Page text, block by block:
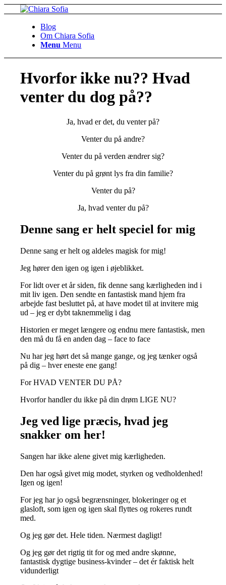
Blog
Om Chiara Sofia
Menu Menu
Hvorfor ikke nu?? Hvad
venter du dog på??
Ja, hvad er det, du venter på?
Venter du på andre?
Venter du på verden ændrer sig?
Venter du på grønt lys fra din familie?
Venter du på?
Ja, hvad venter du på?
Denne sang er helt speciel for mig
Denne sang er helt og aldeles magisk for mig!
Jeg hører den igen og igen i øjeblikket.
For lidt over et år siden, fik denne sang kærligheden ind i
mit liv igen. Den sendte en fantastisk mand hjem fra
arbejde fast besluttet på, at have modet til at invitere mig
ud – jeg er dybt taknemmelig i dag
Historien er meget længere og endnu mere fantastisk, men
den må du få en anden dag – face to face
Nu har jeg hørt det så mange gange, og jeg tænker også
på dig – hver eneste ene gang!
For HVAD VENTER DU PÅ?
Hvorfor handler du ikke på din drøm LIGE NU?
Jeg ved lige præcis, hvad jeg
snakker om her!
Sangen har ikke alene givet mig kærligheden.
Den har også givet mig modet, styrken og vedholdenhed!
Igen og igen!
For jeg har jo også begrænsninger, blokeringer og et
glasloft, som igen og igen skal flyttes og rokeres rundt
med.
Og jeg gør det. Hele tiden. Nærmest dagligt!
Og jeg gør det rigtig tit for og med andre skønne,
fantastisk dygtige business-kvinder – det ér faktisk helt
vidunderligt